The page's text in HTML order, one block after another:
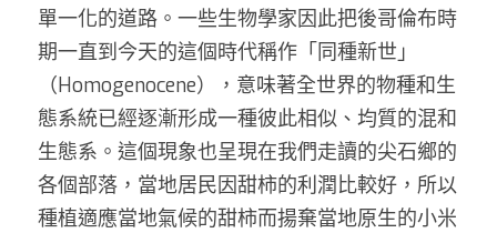
單一化的道路。一些生物學家因此把後哥倫布時
期一直到今天的這個時代稱作「同種新世」
（Homogenocene），意味著全世界的物種和生
態系統已經逐漸形成一種彼此相似、均質的混和
生態系。這個現象也呈現在我們走讀的尖石鄉的
各個部落，當地居民因甜柿的利潤比較好，所以
種植適應當地氣候的甜柿而揚棄當地原生的小米